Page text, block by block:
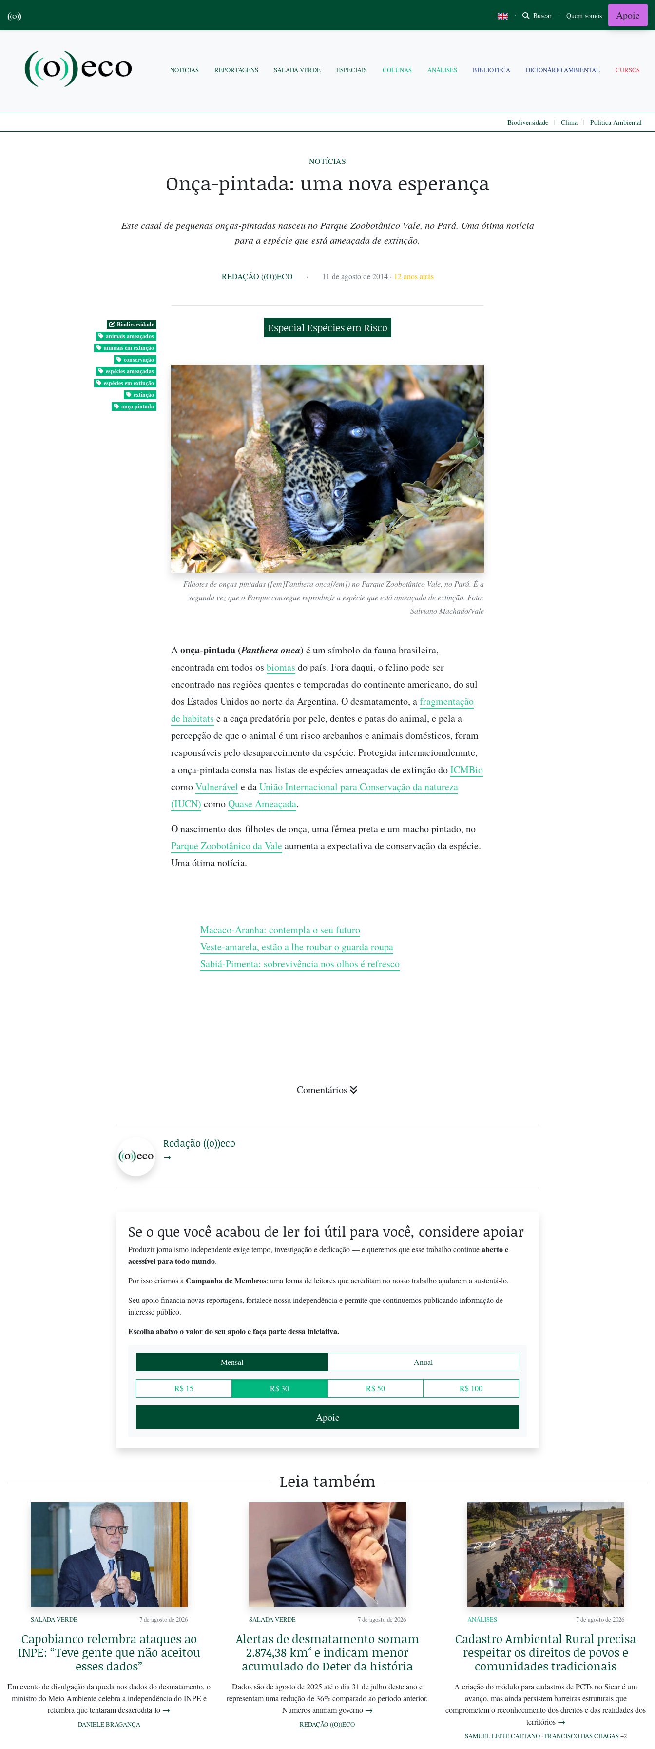
· Buscar · Quem somos Apoie
NOTÍCIAS REPORTAGENS SALADA VERDE ESPECIAIS COLUNAS ANÁLISES BIBLIOTECA DICIONÁRIO AMBIENTAL CURSOS
Biodiversidade | Clima | Politica Ambiental
NOTÍCIAS
Onça-pintada: uma nova esperança
Este casal de pequenas onças-pintadas nasceu no Parque Zoobotânico Vale, no Pará. Uma ótima notícia
para a espécie que está ameaçada de extinção.
REDAÇÃO ((O))ECO · 11 de agosto de 2014 · 12 anos atrás
Biodiversidade
animais ameaçados
animais em extinção
conservação
espécies ameaçadas
espécies em extinção
extinção
onça pintada
Especial Espécies em Risco
Filhotes de onças-pintadas ([em]Panthera onca[/em]) no Parque Zoobotânico Vale, no Pará. É a
segunda vez que o Parque consegue reproduzir a espécie que está ameaçada de extinção. Foto:
Salviano Machado/Vale
Aonça-pintada (Panthera onca) é um símbolo da fauna brasileira,
encontrada em todos os biomas do país. Fora daqui, o felino pode ser
encontrado nas regiões quentes e temperadas do continente americano, do sul
dos Estados Unidos ao norte da Argentina. O desmatamento, afragmentação
de habitats e a caça predatória por pele, dentes e patas do animal, e pela a
percepção de que o animal é um risco arebanhos e animais domésticos, foram
responsáveis pelo desaparecimento da espécie. Protegida internacionalemnte,
a onça-pintada consta nas listas de espécies ameaçadas de extinção doICMBio
comoVulnerável e daUnião Internacional para Conservação da natureza
(IUCN) comoQuase Ameaçada.
O nascimento dos filhotes de onça, uma fêmea preta e um macho pintado, no
Parque Zoobotânico da Valeaumenta a expectativa de conservação da espécie.
Uma ótima notícia.
Macaco-Aranha: contempla o seu futuro
Veste-amarela, estão a lhe roubar o guarda roupa
Sabiá-Pimenta: sobrevivência nos olhos é refresco
Comentários
Redação ((o))eco
→
Se o que você acabou de ler foi útil para você, considere apoiar
Produzir jornalismo independente exige tempo, investigação e dedicação — e queremos que esse trabalho continueaberto e
acessível para todo mundo.
Por isso criamos aCampanha de Membros: uma forma de leitores que acreditam no nosso trabalho ajudarem a sustentá-lo.
Seu apoio financia novas reportagens, fortalece nossa independência e permite que continuemos publicando informação de
interesse público.
Escolha abaixo o valor do seu apoio e faça parte dessa iniciativa.
Mensal Anual
R$ 15 R$ 30 R$ 50 R$ 100
Apoie
Leia também
SALADA VERDE 7 de agosto de 2026
Capobianco relembra ataques ao
INPE: “Teve gente que não aceitou
esses dados”
Em evento de divulgação da queda nos dados do desmatamento, o
ministro do Meio Ambiente celebra a independência do INPE e
relembra que tentaram desacreditá-lo →
DANIELE BRAGANÇA
SALADA VERDE 7 de agosto de 2026
Alertas de desmatamento somam
2.874,38 km² e indicam menor
acumulado do Deter da história
Dados são de agosto de 2025 até o dia 31 de julho deste ano e
representam uma redução de 36% comparado ao período anterior.
Números animam governo →
REDAÇÃO ((O))ECO
ANÁLISES 7 de agosto de 2026
Cadastro Ambiental Rural precisa
respeitar os direitos de povos e
comunidades tradicionais
A criação do módulo para cadastros de PCTs no Sicar é um
avanço, mas ainda persistem barreiras estruturais que
comprometem o reconhecimento dos direitos e das realidades dos
territórios →
SAMUEL LEITE CAETANO·FRANCISCO DAS CHAGAS+2